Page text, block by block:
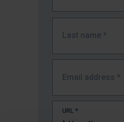
Last name *
Email address *
URL *